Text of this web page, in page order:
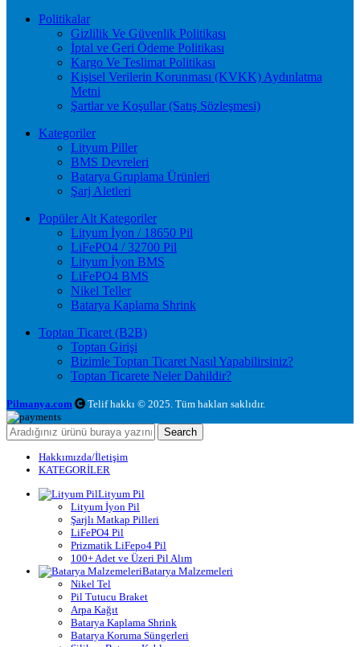
Politikalar
Gizlilik Ve Güvenlik Politikası
İptal ve Geri Ödeme Politikası
Kargo Ve Teslimat Politikası
Kişisel Verilerin Korunması (KVKK) Aydınlatma
Metni
Şartlar ve Koşullar (Satış Sözleşmesi)
Kategoriler
Lityum Piller
BMS Devreleri
Batarya Gruplama Ürünleri
Şarj Aletleri
Popüler Alt Kategoriler
Lityum İyon / 18650 Pil
LiFePO4 / 32700 Pil
Lityum İyon BMS
LiFePO4 BMS
Nikel Teller
Batarya Kaplama Shrink
Toptan Ticaret (B2B)
Toptan Girişi
Bizimle Toptan Ticaret Nasıl Yapabilirsiniz?
Toptan Ticarete Neler Dahildir?
Pilmanya.com Telif hakkı © 2025. Tüm hakları saklıdır.
Search
Hakkımızda/İletişim
KATEGORİLER
Lityum Pil
Lityum İyon Pil
Şarjlı Matkap Pilleri
LiFePO4 Pil
Prizmatik LiFepo4 Pil
100+ Adet ve Üzeri Pil Alım
Batarya Malzemeleri
Nikel Tel
Pil Tutucu Braket
Arpa Kağıt
Batarya Kaplama Shrink
Batarya Koruma Süngerleri